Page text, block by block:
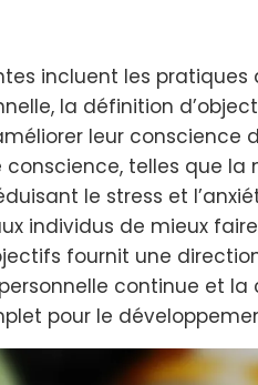
incluent les pratiques
la définition
leur conscience
conscience, telles que la
le stress et
individus de mieux
fournit une
continue et la
pour le